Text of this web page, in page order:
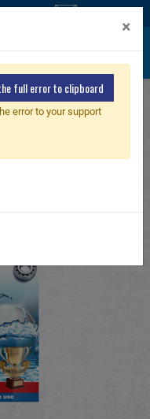
物分解環保 BB彈
×
full error to clipboard
error to your support